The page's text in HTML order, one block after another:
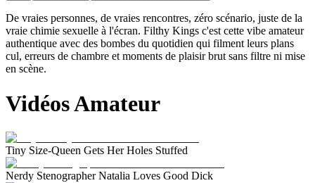
De vraies personnes, de vraies rencontres, zéro scénario, juste de la
vraie chimie sexuelle à l'écran. Filthy Kings c'est cette vibe amateur
authentique avec des bombes du quotidien qui filment leurs plans
cul, erreurs de chambre et moments de plaisir brut sans filtre ni mise
en scène.
Vidéos Amateur
Tiny Size-Queen Gets Her Holes Stuffed
Nerdy Stenographer Natalia Loves Good Dick